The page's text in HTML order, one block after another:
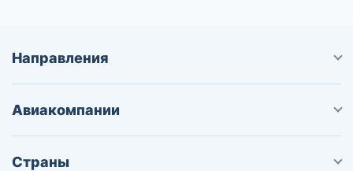
Направления
Авиакомпании
Страны